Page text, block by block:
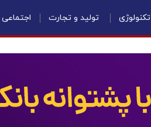
تکنولوژی تولید و تجارت اجتماعی